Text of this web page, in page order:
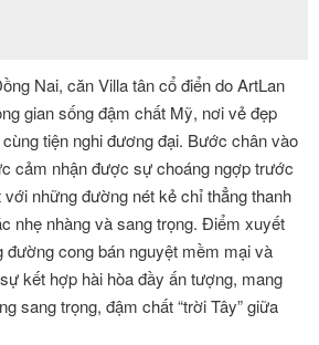
Nai, căn Villa tân cổ điển do ArtLan
gian sống đậm chất Mỹ, nơi vẻ đẹp
tiện nghi đương đại. Bước chân vào
cảm nhận được sự choáng ngợp trước
những đường nét kẻ chỉ thẳng thanh
nhẹ nhàng và sang trọng. Điểm xuyết
đường cong bán nguyệt mềm mại và
kết hợp hài hòa đầy ấn tượng, mang
sang trọng, đậm chất “trời Tây” giữa